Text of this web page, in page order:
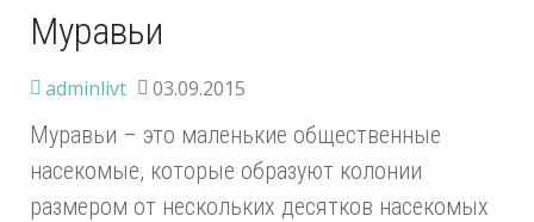
Муравьи
adminlivt 03.09.2015
Муравьи – это маленькие общественные
насекомые, которые образуют колонии
размером от нескольких десятков насекомых